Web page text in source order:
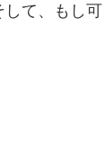
して、もし可